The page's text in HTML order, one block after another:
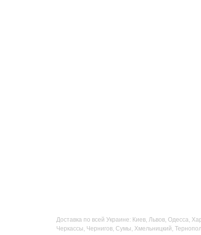
Доставка по всей Украине: Киев, Львов, Одесса,
Черкассы, Чернигов, Сумы, Хмельницкий,